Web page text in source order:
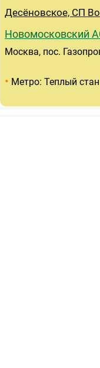
Десёновское, СП
Новомосковский
Москва, пос.
• Метро: Теплый стан